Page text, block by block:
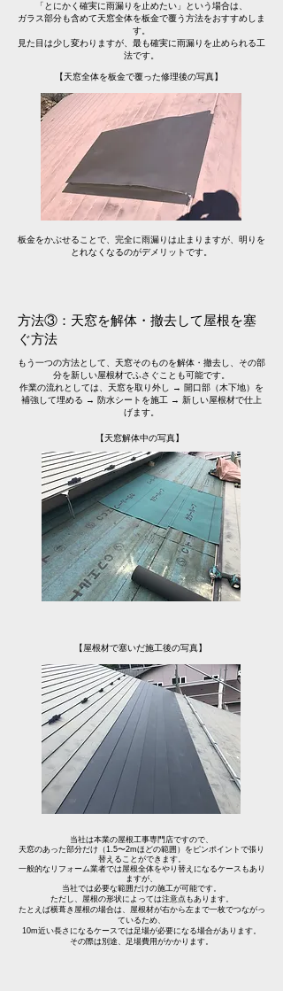
「とにかく確実に雨漏りを止めたい」という場合は、
ガラス部分も含めて天窓全体を板金で覆う方法をおすすめしま
す。
見た目は少し変わりますが、最も確実に雨漏りを止められる工
法です。
【天窓全体を板金で覆った修理後の写真】
​板金をかぶせることで、完全に雨漏りは止まりますが、明りを
とれなくなるのがデメリットです。
方法③：天窓を解体・撤去して屋根を塞
ぐ方法
もう一つの方法として、天窓そのものを解体・撤去し、その部
分を新しい屋根材でふさぐことも可能です。
作業の流れとしては、天窓を取り外し → 開口部（木下地）を
補強して埋める → 防水シートを施工 → 新しい屋根材で仕上
げます。
【天窓解体中の写真】
【屋根材で塞いだ施工後の写真】
当社は本業の屋根工事専門店ですので、
天窓のあった部分だけ（1.5〜2mほどの範囲）をピンポイントで張り
替えることができます。
一般的なリフォーム業者では屋根全体をやり替えになるケースもあり
ますが、
当社では必要な範囲だけの施工が可能です。
ただし、屋根の形状によっては注意点もあります。
たとえば横葺き屋根の場合は、屋根材が右から左まで一枚でつながっ
ているため、
10m近い長さになるケースでは足場が必要になる場合があります。
その際は別途、足場費用がかかります。